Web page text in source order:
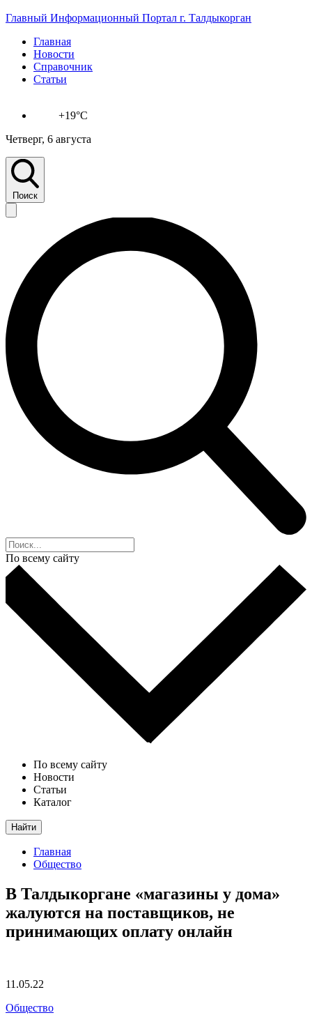
Главный Информационный Портал г. Талдыкорган
Главная
Новости
Справочник
Статьи
+19°C
Четверг, 6 августа
Поиск
По всему сайту
По всему сайту
Новости
Статьи
Каталог
Найти
Главная
Общество
В Талдыкоргане «магазины у дома»
жалуются на поставщиков, не
принимающих оплату онлайн
11.05.22
Общество